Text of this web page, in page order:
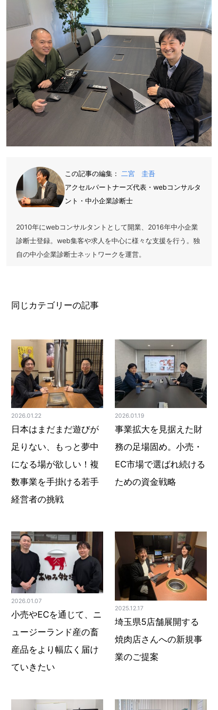
この記事の編集： 二宮 圭吾
アクセルパートナーズ代表・webコンサルタ
ント・中小企業診断士
2010年にwebコンサルタントとして開業、2016年中小企業
診断士登録。web集客や求人を中心に様々な支援を行う。独
自の中小企業診断士ネットワークを運営。
同じカテゴリーの記事
2026.01.22
日本はまだまだ遊びが
足りない、もっと夢中
になる場が欲しい！複
数事業を手掛ける若手
経営者の挑戦
2026.01.19
事業拡大を見据えた財
務の足場固め。小売・
EC市場で選ばれ続ける
ための資金戦略
2026.01.07
小売やECを通じて、ニ
ュージーランド産の畜
産品をより幅広く届け
ていきたい
2025.12.17
埼玉県5店舗展開する
焼肉店さんへの新規事
業のご提案